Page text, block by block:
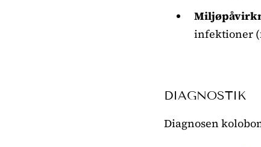
infektioner
DIAGNOSTIK
Diagnosen